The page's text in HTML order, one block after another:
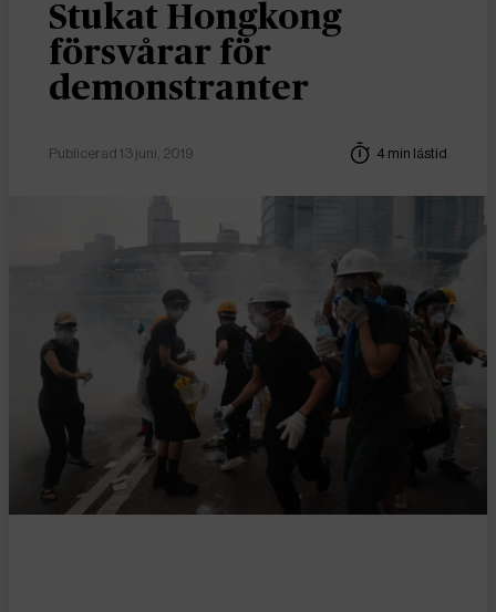
Stukat Hongkong
försvårar för
demonstranter
Publicerad 13 juni, 2019 4 min lästid